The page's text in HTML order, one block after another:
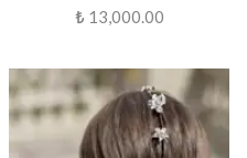
₺ 13,000.00